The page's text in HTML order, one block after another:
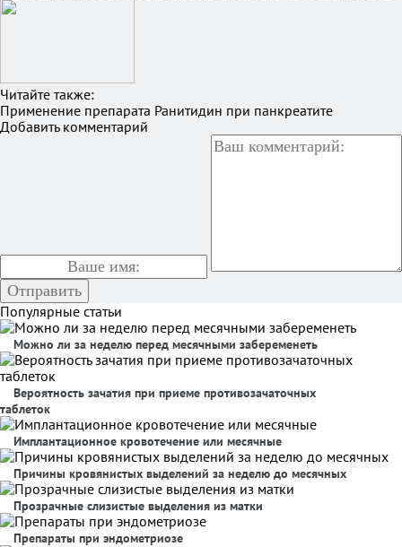
Читайте также:
Применение препарата Ранитидин при панкреатите
Добавить комментарий
Популярные статьи
Можно ли за неделю перед месячными забеременеть
Вероятность зачатия при приеме противозачаточных
таблеток
Имплантационное кровотечение или месячные
Причины кровянистых выделений за неделю до месячных
Прозрачные слизистые выделения из матки
Препараты при эндометриозе